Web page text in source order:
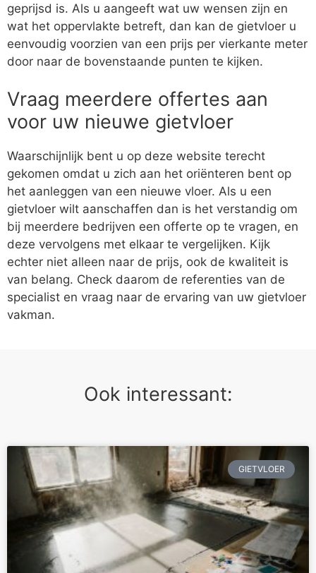
geprijsd is. Als u aangeeft wat uw wensen zijn en
wat het oppervlakte betreft, dan kan de gietvloer u
eenvoudig voorzien van een prijs per vierkante meter
door naar de bovenstaande punten te kijken.
Vraag meerdere offertes aan
voor uw nieuwe gietvloer
Waarschijnlijk bent u op deze website terecht
gekomen omdat u zich aan het oriënteren bent op
het aanleggen van een nieuwe vloer. Als u een
gietvloer wilt aanschaffen dan is het verstandig om
bij meerdere bedrijven een offerte op te vragen, en
deze vervolgens met elkaar te vergelijken. Kijk
echter niet alleen naar de prijs, ook de kwaliteit is
van belang. Check daarom de referenties van de
specialist en vraag naar de ervaring van uw gietvloer
vakman.
Ook interessant:
GIETVLOER